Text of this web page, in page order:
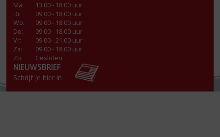
Ma:
13:00 - 18.00 uur
Di:
09.00 - 18.00 uur
Wo:
09.00 - 18.00 uur
Do:
09.00 - 18.00 uur
Vr:
09.00 - 21.00 uur
Za:
09.00 - 18.00 uur
Zo:
Gesloten
NIEUWSBRIEF
Schrijf je hier in